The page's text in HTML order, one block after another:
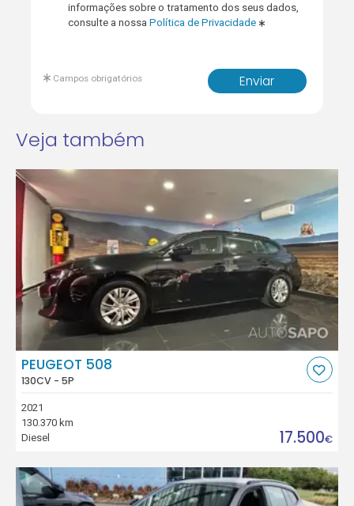
informações sobre o tratamento dos seus dados,
consulte a nossaPolítica de Privacidade
Enviar
Campos obrigatórios
Veja também
PEUGEOT 508
130CV - 5P
2021
130.370 km
Diesel
17.500€